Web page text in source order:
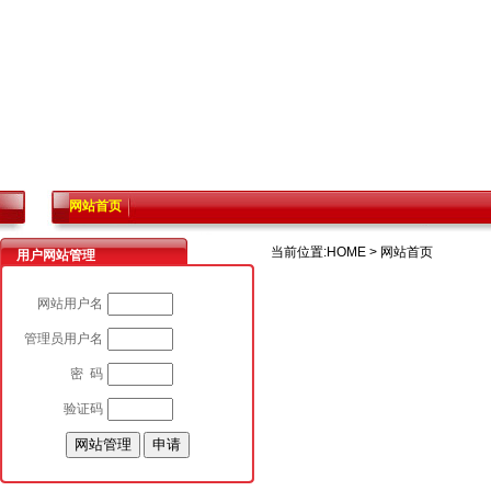
网站首页
用户网站管理
网站用户名
管理员用户名
密 码
验证码
当前位置:HOME > 网站首页